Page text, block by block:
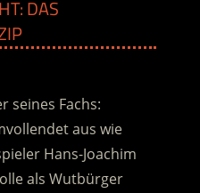
DAS
seines Fachs:
aus wie
Hans-Joachim
als Wutbürger